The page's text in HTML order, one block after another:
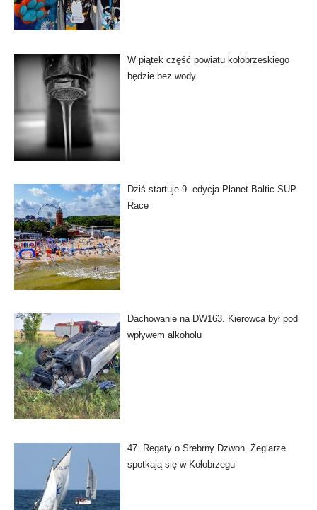
W piątek część powiatu kołobrzeskiego
będzie bez wody
Dziś startuje 9. edycja Planet Baltic SUP
Race
Dachowanie na DW163. Kierowca był pod
wpływem alkoholu
47. Regaty o Srebrny Dzwon. Żeglarze
spotkają się w Kołobrzegu